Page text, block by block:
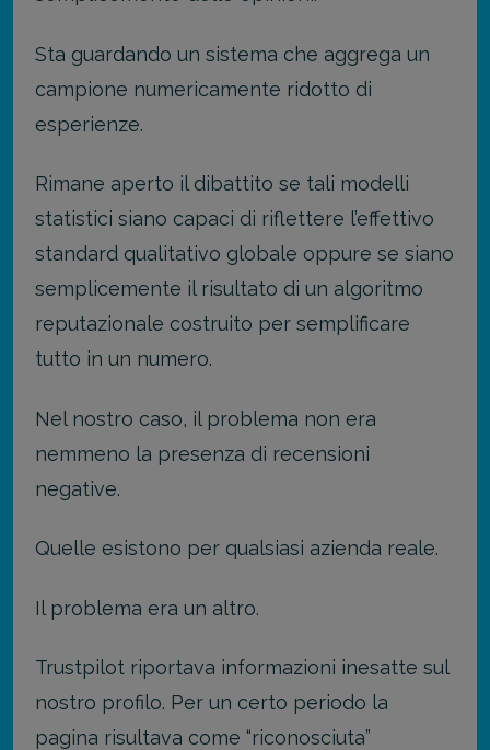
Sta guardando un sistema che aggrega un
campione numericamente ridotto di
esperienze.
Rimane aperto il dibattito se tali modelli
statistici siano capaci di riflettere l’effettivo
standard qualitativo globale oppure se siano
semplicemente il risultato di un algoritmo
reputazionale costruito per semplificare
tutto in un numero.
Nel nostro caso, il problema non era
nemmeno la presenza di recensioni
negative.
Quelle esistono per qualsiasi azienda reale.
Il problema era un altro.
Trustpilot riportava informazioni inesatte sul
nostro profilo. Per un certo periodo la
pagina risultava come “riconosciuta”